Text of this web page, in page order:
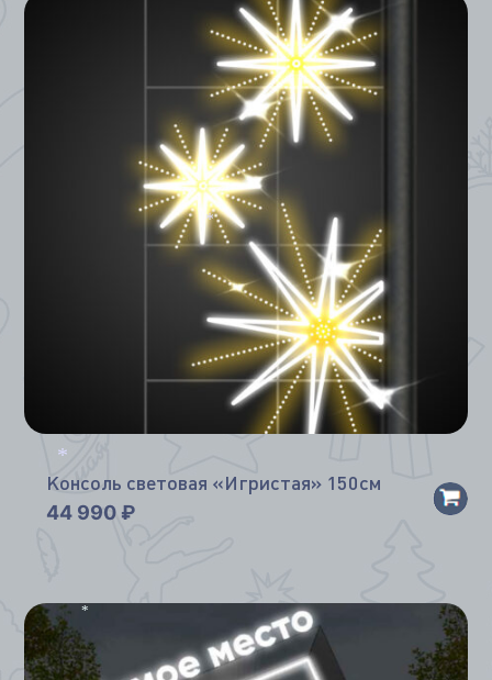
Консоль световая «Игристая» 150см
44 990 ₽
*
*
*